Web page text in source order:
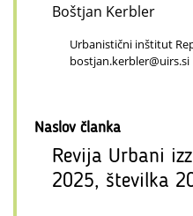
Boštjan Kerbler
Urbanistični inštitut
bostjan.kerbler@uirs.si
Naslov članka
Revija Urbani
2025, številka